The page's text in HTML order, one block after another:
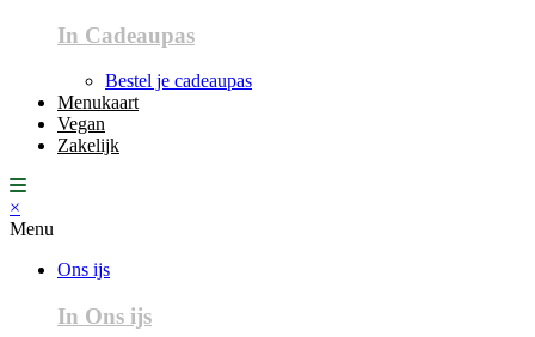
In Cadeaupas
Bestel je cadeaupas
Menukaart
Vegan
Zakelijk
×
Menu
Ons ijs
In Ons ijs